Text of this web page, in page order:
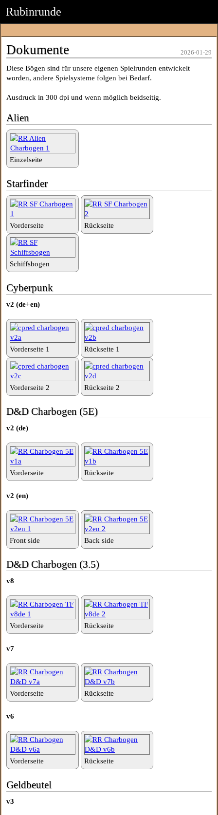
Rubinrunde
Dokumente 2026-01-29
Diese Bögen sind für unsere eigenen Spielrunden entwickelt
worden, andere Spielsysteme folgen bei Bedarf.
Ausdruck in 300 dpi und wenn möglich beidseitig.
Alien
Einzelseite
Starfinder
Vorderseite Rückseite
Schiffsbogen
Cyberpunk
v2 (de+en)
Vorderseite 1 Rückseite 1
Vorderseite 2 Rückseite 2
D&D Charbogen (5E)
v2 (de)
Vorderseite Rückseite
v2 (en)
Front side Back side
D&D Charbogen (3.5)
v8
Vorderseite Rückseite
v7
Vorderseite Rückseite
v6
Vorderseite Rückseite
Geldbeutel
v3